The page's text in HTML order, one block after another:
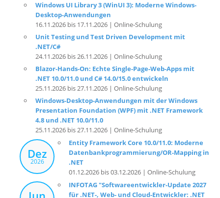
Windows UI Library 3 (WinUI 3): Moderne Windows-
Desktop-Anwendungen
16.11.2026 bis 17.11.2026 | Online-Schulung
Unit Testing und Test Driven Development mit
.NET/C#
24.11.2026 bis 26.11.2026 | Online-Schulung
Blazor-Hands-On: Echte Single-Page-Web-Apps mit
.NET 10.0/11.0 und C# 14.0/15.0 entwickeln
25.11.2026 bis 27.11.2026 | Online-Schulung
Windows-Desktop-Anwendungen mit der Windows
Presentation Foundation (WPF) mit .NET Framework
4.8 und .NET 10.0/11.0
25.11.2026 bis 27.11.2026 | Online-Schulung
Dez
2026
Entity Framework Core 10.0/11.0: Moderne
Datenbankprogrammierung/OR-Mapping in
.NET
01.12.2026 bis 03.12.2026 | Online-Schulung
INFOTAG "Softwareentwickler-Update 2027
für .NET-, Web- und Cloud-Entwickler: .NET